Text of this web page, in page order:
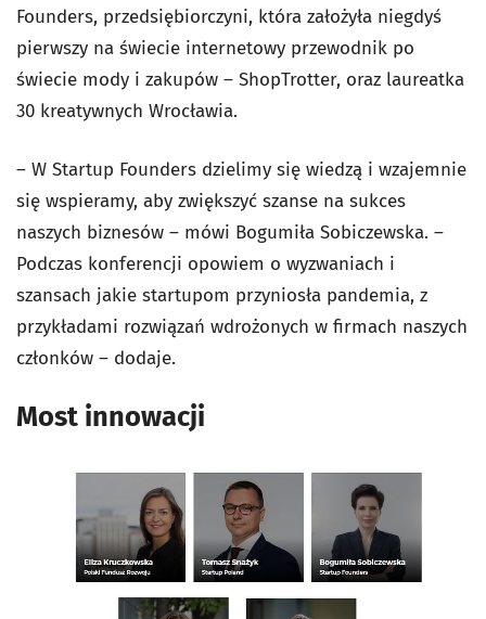
Founders, przedsiębiorczyni, która założyła niegdyś
pierwszy na świecie internetowy przewodnik po
świecie mody i zakupów – ShopTrotter, oraz laureatka
30 kreatywnych Wrocławia.
– W Startup Founders dzielimy się wiedzą i wzajemnie
się wspieramy, aby zwiększyć szanse na sukces
naszych biznesów – mówi Bogumiła Sobiczewska. –
Podczas konferencji opowiem o wyzwaniach i
szansach jakie startupom przyniosła pandemia, z
przykładami rozwiązań wdrożonych w firmach naszych
członków – dodaje.
Most innowacji